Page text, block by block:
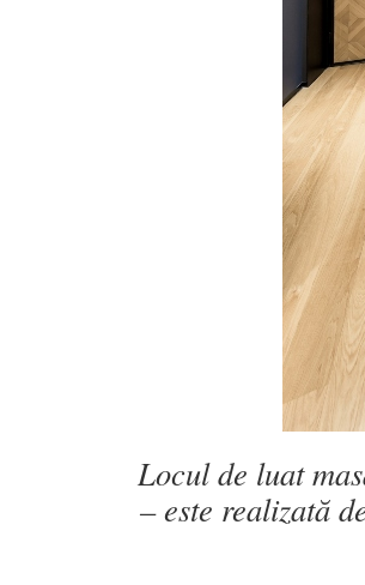
Locul de luat
– este realizată